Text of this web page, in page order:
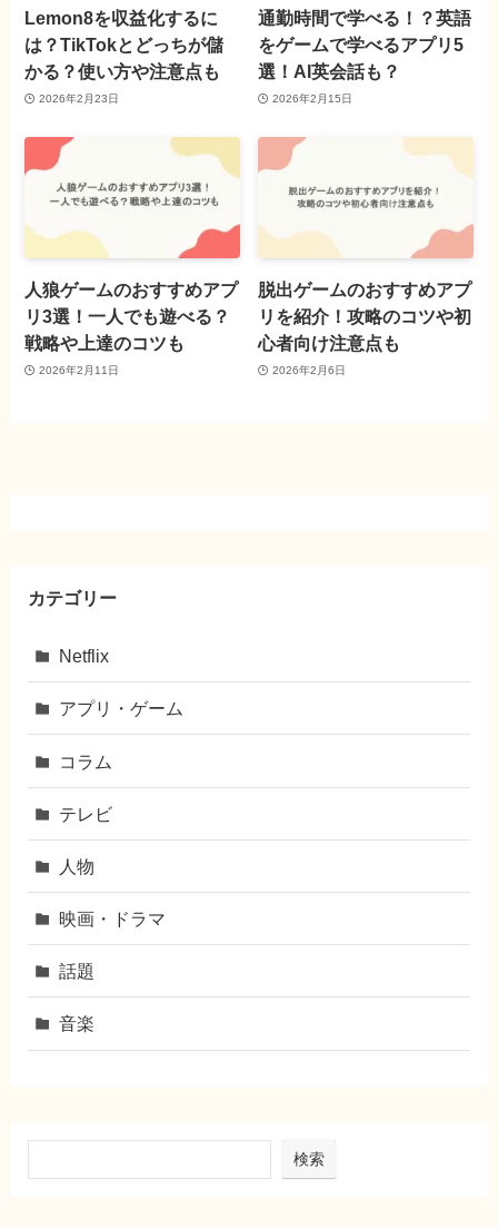
Lemon8を収益化するに
は？TikTokとどっちが儲
かる？使い方や注意点も
2026年2月23日
通勤時間で学べる！？英語
をゲームで学べるアプリ5
選！AI英会話も？
2026年2月15日
人狼ゲームのおすすめアプ
リ3選！一人でも遊べる？
戦略や上達のコツも
2026年2月11日
脱出ゲームのおすすめアプ
リを紹介！攻略のコツや初
心者向け注意点も
2026年2月6日
カテゴリー
Netflix
アプリ・ゲーム
コラム
テレビ
人物
映画・ドラマ
話題
音楽
検索